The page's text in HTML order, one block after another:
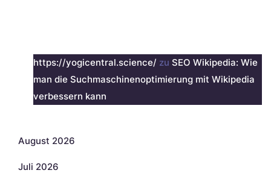
https://yogicentral.science/ zu SEO Wikipedia: Wie
man die Suchmaschinenoptimierung mit Wikipedia
verbessern kann
August 2026
Juli 2026